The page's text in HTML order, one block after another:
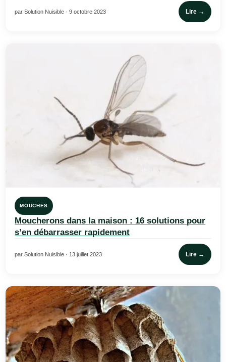
par Solution Nuisible · 9 octobre 2023 Lire →
MOUCHES
Moucherons dans la maison : 16 solutions pour
s’en débarrasser rapidement
par Solution Nuisible · 13 juillet 2023 Lire →